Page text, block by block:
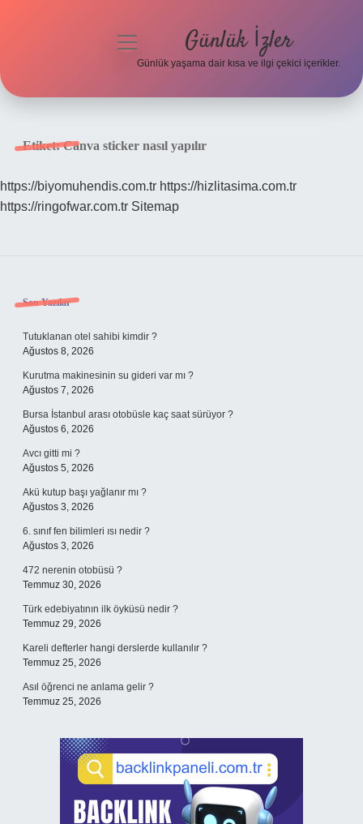
Hakkımızda
menüyü
Günlük İzler
Günlük yaşama dair kısa ve ilgi çekici içerikler.
Etiket:Canva sticker nasıl yapılır
https://biyomuhendis.com.tr https://hizlitasima.com.tr
https://ringofwar.com.tr Sitemap
Sidebar
Son Yazılar
Tutuklanan otel sahibi kimdir ?
Ağustos 8, 2026
Kurutma makinesinin su gideri var mı ?
Ağustos 7, 2026
Bursa İstanbul arası otobüsle kaç saat sürüyor ?
Ağustos 6, 2026
Avcı gitti mi ?
Ağustos 5, 2026
Akü kutup başı yağlanır mı ?
Ağustos 3, 2026
6. sınıf fen bilimleri ısı nedir ?
Ağustos 3, 2026
472 nerenin otobüsü ?
Temmuz 30, 2026
Türk edebiyatının ilk öyküsü nedir ?
Temmuz 29, 2026
Kareli defterler hangi derslerde kullanılır ?
Temmuz 25, 2026
Asıl öğrenci ne anlama gelir ?
Temmuz 25, 2026